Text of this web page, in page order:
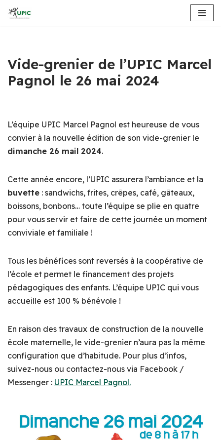
Vide-grenier de l’UPIC Marcel
Pagnol le 26 mai 2024
L’équipe UPIC Marcel Pagnol est heureuse de vous
convier à la nouvelle édition de son vide-grenier le
dimanche 26 mail 2024.
Cette année encore, l’UPIC assurera l’ambiance et la
buvette : sandwichs, frites, crêpes, café, gâteaux,
boissons, bonbons… toute l’équipe se plie en quatre
pour vous servir et faire de cette journée un moment
conviviale et familiale !
Tous les bénéfices sont reversés à la coopérative de
l’école et permet le financement des projets
pédagogiques des enfants. L’équipe UPIC qui vous
accueille est 100 % bénévole !
En raison des travaux de construction de la nouvelle
école maternelle, le vide-grenier n’aura pas la même
configuration que d’habitude. Pour plus d’infos,
suivez-nous ou contactez-nous via Facebook /
Messenger : UPIC Marcel Pagnol.